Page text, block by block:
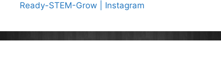
Ready-STEM-Grow | Instagram